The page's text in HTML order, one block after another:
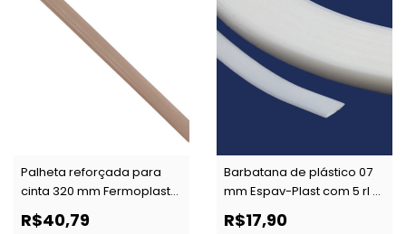
Palheta reforçada para
cinta 320 mm Fermoplast
c/ 100 un
R$40,79
Barbatana de plástico 07
mm Espav-Plast com 5 rl x
10m
R$17,90